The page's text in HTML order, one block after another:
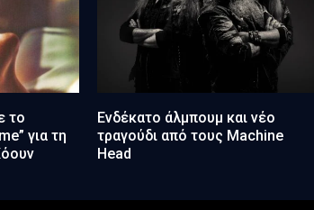
το
για τη
Ενδέκατο άλμπουμ και νέο
τραγούδι από τους Machine
Head